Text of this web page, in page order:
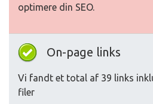
optimere din SEO.
On-page links
Vi fandt et total af 39 links
filer